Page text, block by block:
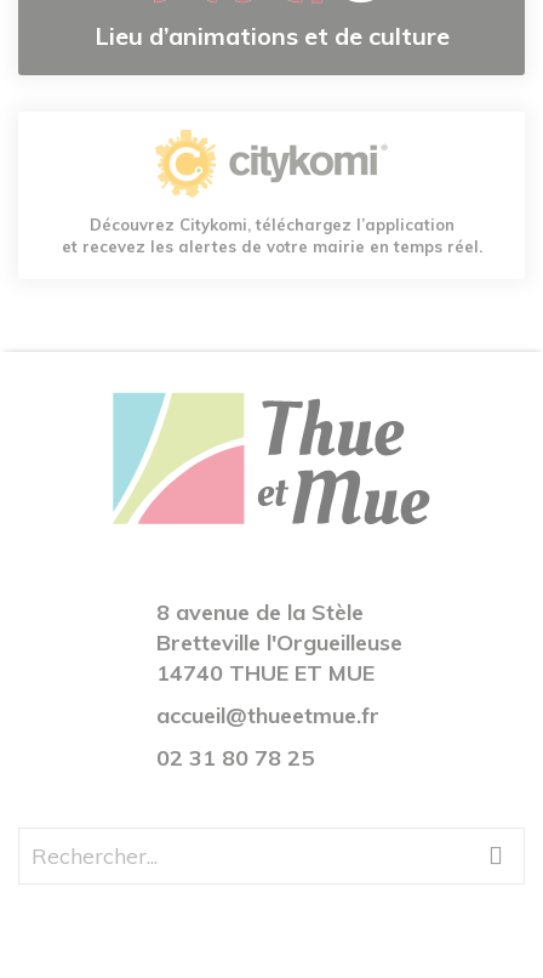
Lieu d’animations et de culture
Découvrez Citykomi, téléchargez l’application
et recevez les alertes de votre mairie en temps réel.
8 avenue de la Stèle
Bretteville l'Orgueilleuse
14740 THUE ET MUE
accueil@thueetmue.fr
02 31 80 78 25